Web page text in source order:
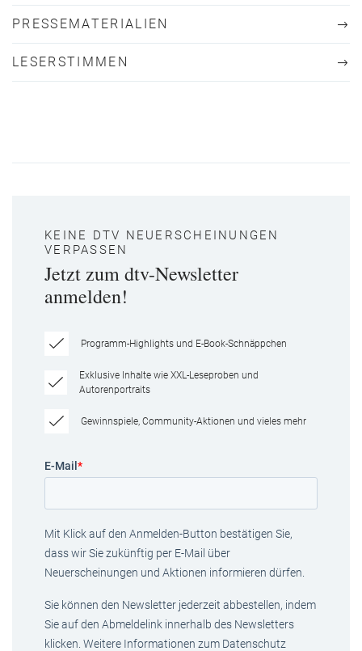
PRESSEMATERIALIEN
LESERSTIMMEN
KEINE DTV NEUERSCHEINUNGEN
VERPASSEN
Jetzt zum dtv-Newsletter
anmelden!
Programm-Highlights und E-Book-Schnäppchen
Exklusive Inhalte wie XXL-Leseproben und
Autorenportraits
Gewinnspiele, Community-Aktionen und vieles mehr
E-Mail *
Mit Klick auf den Anmelden-Button bestätigen Sie,
dass wir Sie zukünftig per E-Mail über
Neuerscheinungen und Aktionen informieren dürfen.
Sie können den Newsletter jederzeit abbestellen, indem
Sie auf den Abmeldelink innerhalb des Newsletters
klicken. Weitere Informationen zum Datenschutz